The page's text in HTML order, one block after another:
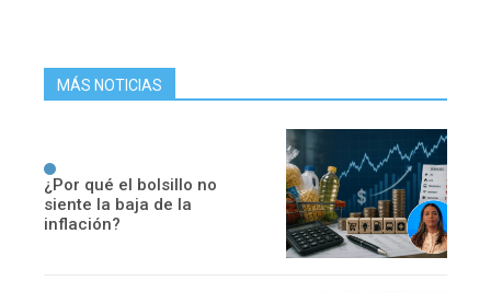
MÁS NOTICIAS
¿Por qué el bolsillo no
siente la baja de la
inflación?